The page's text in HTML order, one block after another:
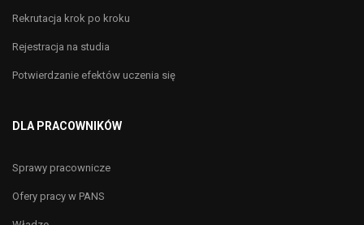
Rekrutacja krok po kroku
Rejestracja na studia
Potwierdzanie efektów uczenia się
DLA PRACOWNIKÓW
Sprawy pracownicze
Ofery pracy w PANS